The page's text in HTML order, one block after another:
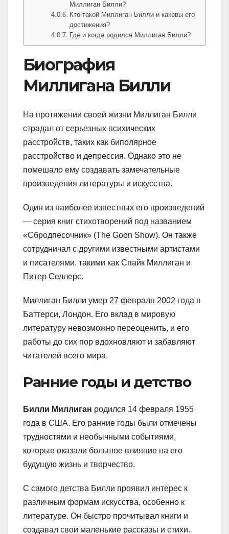
Миллиган Билли?
Кто такой Миллиган Билли и каковы его
достижения?
Где и когда родился Миллиган Билли?
Биография
Миллигана Билли
На протяжении своей жизни Миллиган Билли
страдал от серьезных психических
расстройств, таких как биполярное
расстройство и депрессия. Однако это не
помешало ему создавать замечательные
произведения литературы и искусства.
Один из наиболее известных его произведений
— серия книг стихотворений под названием
«Сбродпесочник» (The Goon Show). Он также
сотрудничал с другими известными артистами
и писателями, такими как Спайк Миллиган и
Питер Селлерс.
Миллиган Билли умер 27 февраля 2002 года в
Баттерси, Лондон. Его вклад в мировую
литературу невозможно переоценить, и его
работы до сих пор вдохновляют и забавляют
читателей всего мира.
Ранние годы и детство
Билли Миллиган родился 14 февраля 1955
года в США. Его ранние годы были отмечены
трудностями и необычными событиями,
которые оказали большое влияние на его
будущую жизнь и творчество.
С самого детства Билли проявил интерес к
различным формам искусства, особенно к
литературе. Он быстро прочитывал книги и
создавал свои маленькие рассказы и стихи.